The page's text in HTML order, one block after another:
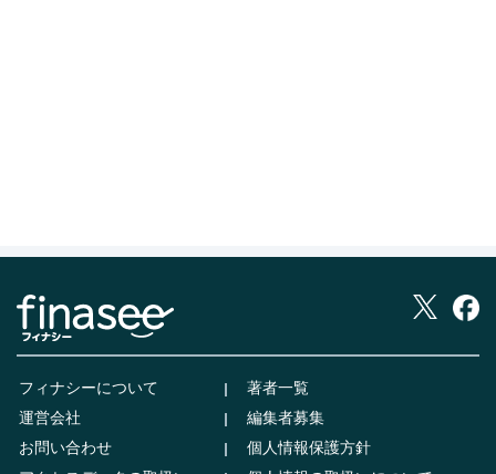
フィナシーについて
著者一覧
運営会社
編集者募集
お問い合わせ
個人情報保護方針